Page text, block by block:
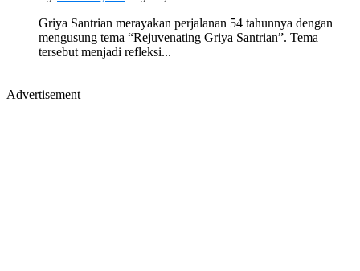
Griya Santrian merayakan perjalanan 54 tahunnya dengan
mengusung tema “Rejuvenating Griya Santrian”. Tema
tersebut menjadi refleksi...
Advertisement